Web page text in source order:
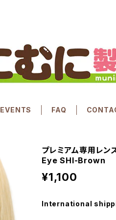
EVENTS FAQ
プレミアム専用レ
Eye SHI-Brown
¥1,100
International